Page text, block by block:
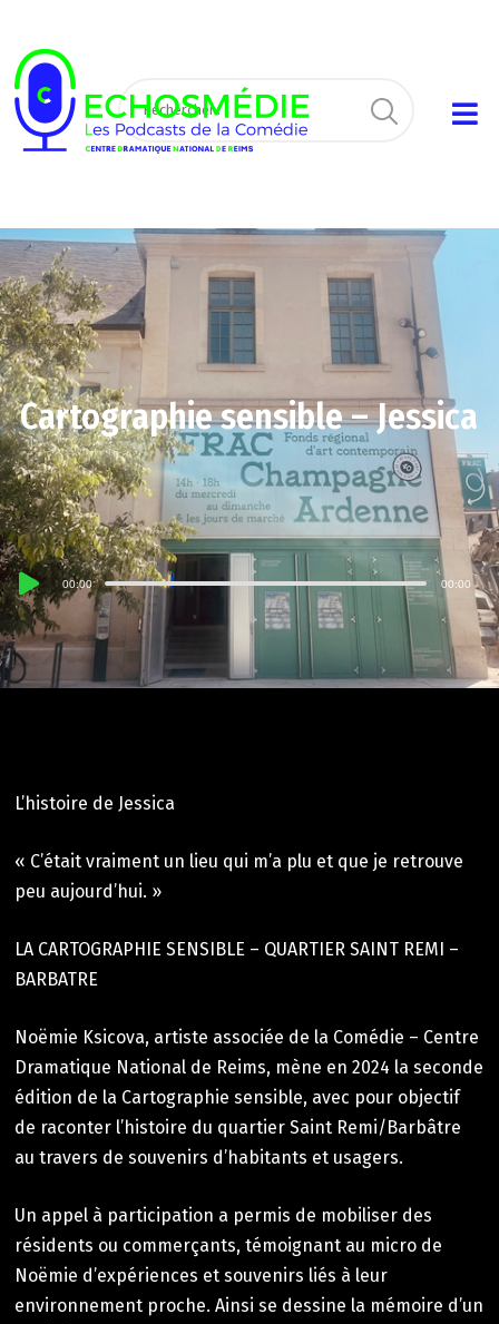
Cartographie sensible – Jessica
Lecteur
audio
00:00 00:00
L’histoire de Jessica
« C’était vraiment un lieu qui m’a plu et que je retrouve
peu aujourd’hui. »
LA CARTOGRAPHIE SENSIBLE – QUARTIER SAINT REMI –
BARBATRE
Noëmie Ksicova, artiste associée de la Comédie – Centre
Dramatique National de Reims, mène en 2024 la seconde
édition de la Cartographie sensible, avec pour objectif
de raconter l’histoire du quartier Saint Remi/Barbâtre
au travers de souvenirs d’habitants et usagers.
Un appel à participation a permis de mobiliser des
résidents ou commerçants, témoignant au micro de
Noëmie d’expériences et souvenirs liés à leur
environnement proche. Ainsi se dessine la mémoire d’un